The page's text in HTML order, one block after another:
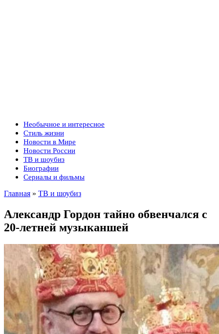
Необычное и интересное
Стиль жизни
Новости в Мире
Новости России
ТВ и шоубиз
Биографии
Сериалы и фильмы
Главная » ТВ и шоубиз
Александр Гордон тайно обвенчался с
20-летней музыканшей